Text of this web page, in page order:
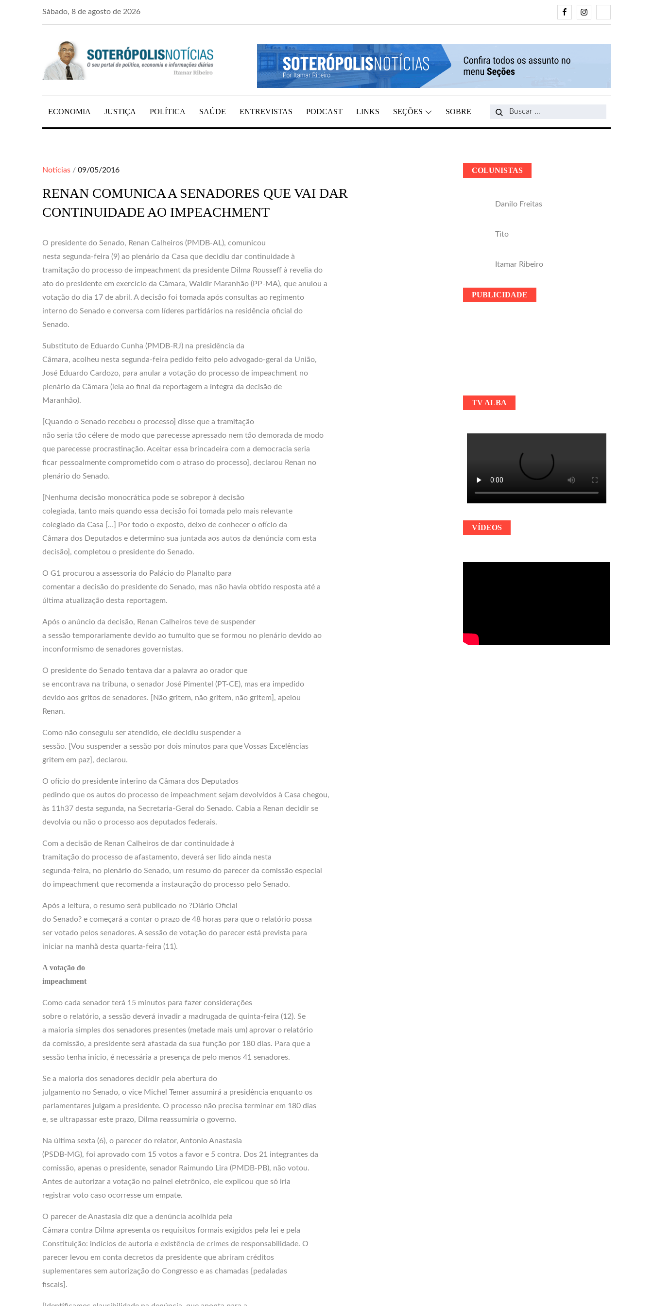
Sábado, 8 de agosto de 2026 FacebookInstagram
SOTERÓPOLIS NOTÍCIAS
PORTAL DE NOTÍCIAS DE SALVADOR E REGIÃO, POR ITAMAR RIBEIRO
ECONOMIA JUSTIÇA POLÍTICA SAÚDE ENTREVISTAS PODCAST LINKS SEÇÕES SOBRE
Search
Notícias
Posted
09/05/2016
RENAN COMUNICA A SENADORES QUE VAI DAR
CONTINUIDADE AO IMPEACHMENT
O presidente do Senado, Renan Calheiros (PMDB-AL), comunicou
nesta segunda-feira (9) ao plenário da Casa que decidiu dar continuidade à
tramitação do processo de impeachment da presidente Dilma Rousseff à revelia do
ato do presidente em exercício da Câmara, Waldir Maranhão (PP-MA), que anulou a
votação do dia 17 de abril. A decisão foi tomada após consultas ao regimento
interno do Senado e conversa com líderes partidários na residência oficial do
Senado.
Substituto de Eduardo Cunha (PMDB-RJ) na presidência da
Câmara, acolheu nesta segunda-feira pedido feito pelo advogado-geral da União,
José Eduardo Cardozo, para anular a votação do processo de impeachment no
plenário da Câmara (leia ao final da reportagem a íntegra da decisão de
Maranhão).
[Quando o Senado recebeu o processo] disse que a tramitação
não seria tão célere de modo que parecesse apressado nem tão demorada de modo
que parecesse procrastinação. Aceitar essa brincadeira com a democracia seria
ficar pessoalmente comprometido com o atraso do processo], declarou Renan no
plenário do Senado.
[Nenhuma decisão monocrática pode se sobrepor à decisão
colegiada, tanto mais quando essa decisão foi tomada pelo mais relevante
colegiado da Casa […] Por todo o exposto, deixo de conhecer o ofício da
Câmara dos Deputados e determino sua juntada aos autos da denúncia com esta
decisão], completou o presidente do Senado.
O G1 procurou a assessoria do Palácio do Planalto para
comentar a decisão do presidente do Senado, mas não havia obtido resposta até a
última atualização desta reportagem.
Após o anúncio da decisão, Renan Calheiros teve de suspender
a sessão temporariamente devido ao tumulto que se formou no plenário devido ao
inconformismo de senadores governistas.
O presidente do Senado tentava dar a palavra ao orador que
se encontrava na tribuna, o senador José Pimentel (PT-CE), mas era impedido
devido aos gritos de senadores. [Não gritem, não gritem, não gritem], apelou
Renan.
Como não conseguiu ser atendido, ele decidiu suspender a
sessão. [Vou suspender a sessão por dois minutos para que Vossas Excelências
gritem em paz], declarou.
O ofício do presidente interino da Câmara dos Deputados
pedindo que os autos do processo de impeachment sejam devolvidos à Casa chegou,
às 11h37 desta segunda, na Secretaria-Geral do Senado. Cabia a Renan decidir se
devolvia ou não o processo aos deputados federais.
Com a decisão de Renan Calheiros de dar continuidade à
tramitação do processo de afastamento, deverá ser lido ainda nesta
segunda-feira, no plenário do Senado, um resumo do parecer da comissão especial
do impeachment que recomenda a instauração do processo pelo Senado.
Após a leitura, o resumo será publicado no ?Diário Oficial
do Senado? e começará a contar o prazo de 48 horas para que o relatório possa
ser votado pelos senadores. A sessão de votação do parecer está prevista para
iniciar na manhã desta quarta-feira (11).
A votação do
impeachment
Como cada senador terá 15 minutos para fazer considerações
sobre o relatório, a sessão deverá invadir a madrugada de quinta-feira (12). Se
a maioria simples dos senadores presentes (metade mais um) aprovar o relatório
da comissão, a presidente será afastada da sua função por 180 dias. Para que a
sessão tenha início, é necessária a presença de pelo menos 41 senadores.
Se a maioria dos senadores decidir pela abertura do
julgamento no Senado, o vice Michel Temer assumirá a presidência enquanto os
parlamentares julgam a presidente. O processo não precisa terminar em 180 dias
e, se ultrapassar este prazo, Dilma reassumiria o governo.
Na última sexta (6), o parecer do relator, Antonio Anastasia
(PSDB-MG), foi aprovado com 15 votos a favor e 5 contra. Dos 21 integrantes da
comissão, apenas o presidente, senador Raimundo Lira (PMDB-PB), não votou.
Antes de autorizar a votação no painel eletrônico, ele explicou que só iria
registrar voto caso ocorresse um empate.
O parecer de Anastasia diz que a denúncia acolhida pela
Câmara contra Dilma apresenta os requisitos formais exigidos pela lei e pela
Constituição: indícios de autoria e existência de crimes de responsabilidade. O
parecer levou em conta decretos da presidente que abriram créditos
suplementares sem autorização do Congresso e as chamadas [pedaladas
fiscais].
COLUNISTAS
Danilo Freitas
Tito
Itamar Ribeiro
PUBLICIDADE
TV ALBA
VÍDEOS